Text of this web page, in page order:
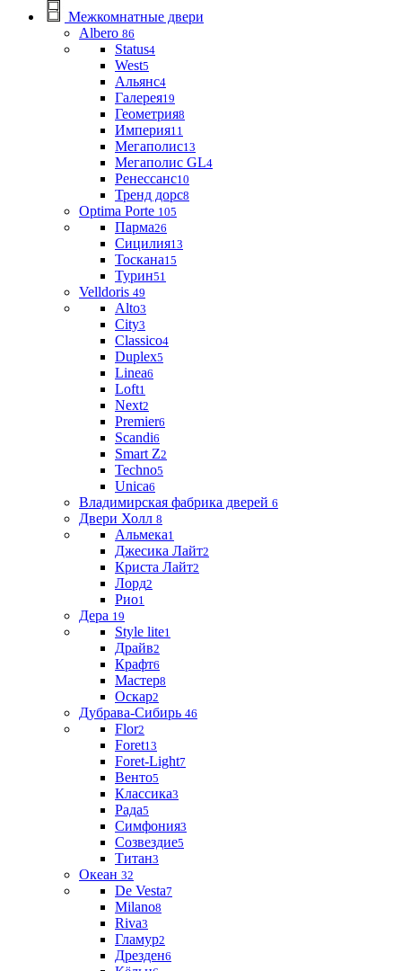
Межкомнатные двери
Albero 86
Status4
West5
Альянс4
Галерея19
Геометрия8
Империя11
Мегаполис13
Мегаполис GL4
Ренессанс10
Тренд дорс8
Optima Porte 105
Парма26
Сицилия13
Тоскана15
Турин51
Velldoris 49
Alto3
City3
Classico4
Duplex5
Linea6
Loft1
Next2
Premier6
Scandi6
Smart Z2
Techno5
Unica6
Владимирская фабрика дверей 6
Двери Холл 8
Альмека1
Джесика Лайт2
Криста Лайт2
Лорд2
Рио1
Дера 19
Style lite1
Драйв2
Крафт6
Мастер8
Оскар2
Дубрава-Сибирь 46
Flor2
Foret13
Foret-Light7
Венто5
Классика3
Рада5
Симфония3
Созвездие5
Титан3
Океан 32
De Vesta7
Milano8
Riva3
Гламур2
Дрезден6